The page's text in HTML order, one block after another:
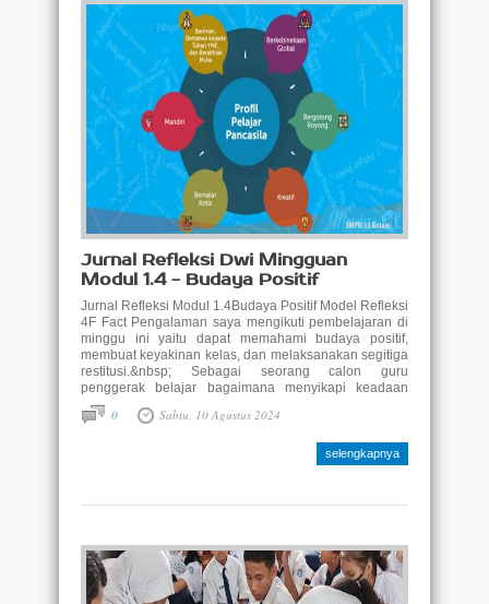
Jurnal Refleksi Dwi Mingguan
Modul 1.4 - Budaya Positif
Jurnal Refleksi Modul 1.4Budaya Positif Model Refleksi
4F Fact Pengalaman saya mengikuti pembelajaran di
minggu ini yaitu dapat memahami budaya positif,
membuat keyakinan kelas, dan melaksanakan segitiga
restitusi.&nbsp; Sebagai seorang calon guru
penggerak belajar bagaimana menyikapi keadaan
lingkungan sekolah dengan menyesuaikan dengan
kegiatan-kegiatan positif yang nantinya berubah ..
0 Sabtu, 10 Agustus 2024
selengkapnya